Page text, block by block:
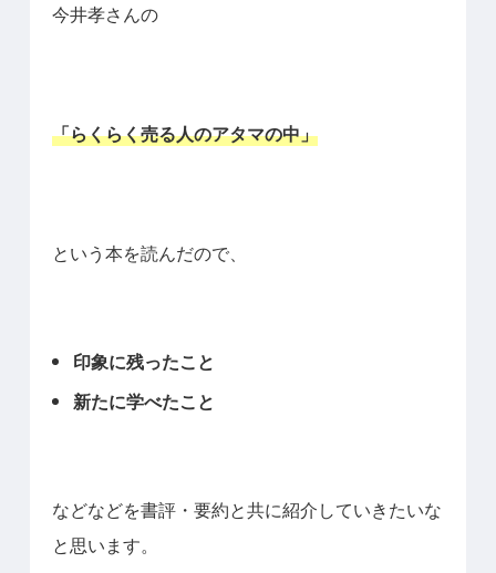
今井孝さんの
「らくらく売る人のアタマの中」
という本を読んだので、
印象に残ったこと
新たに学べたこと
などなどを書評・要約と共に紹介していきたいな
と思います。